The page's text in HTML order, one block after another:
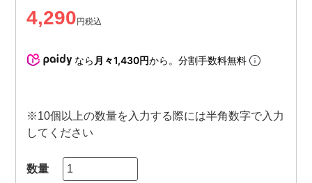
4,290 税込
なら 月々1,430円から。分割手数料無料
※10個以上の数量を入力する際には半角数字で入力
してください